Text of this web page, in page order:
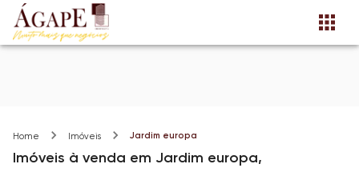
Home Imóveis Jardim europa
Imóveis à venda em Jardim europa,